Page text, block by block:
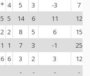
* 4 5 3 -3 7
5 5 14 6 11 12
2 2 8 5 6 15
1 1 7 3 -1 25
6 6 3 2 3 12
- - - -